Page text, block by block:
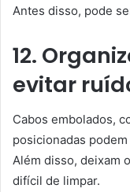
Antes disso, pode
12.
evitar
Cabos embolados,
posicionadas
Além disso, deixam
difícil de limpar.